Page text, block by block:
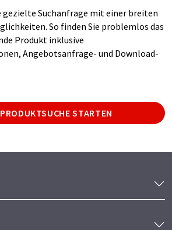
Suchanfrage mit einer breiten
So finden Sie problemlos das
Produkt inklusive
Angebotsanfrage- und Download-
STARTEN